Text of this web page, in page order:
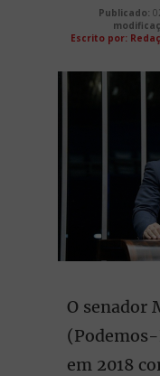
Publicado:
Escrito por:
O senador
em 2018